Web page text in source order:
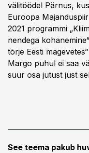
välitöödel Pärnus,
Euroopa
2021 programmi
nendega
tõrje Eesti
Margo puhul ei saa
suur osa jutust just
See teema pakub